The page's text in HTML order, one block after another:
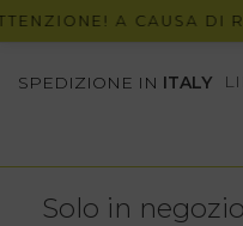
A CAUSA DI
SPEDIZIONE IN ITALY
Solo in negozio